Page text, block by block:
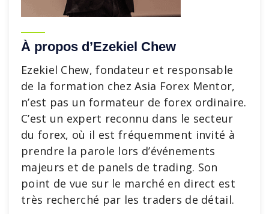
À propos d’Ezekiel Chew
Ezekiel Chew, fondateur et responsable
de la formation chez Asia Forex Mentor,
n’est pas un formateur de forex ordinaire.
C’est un expert reconnu dans le secteur
du forex, où il est fréquemment invité à
prendre la parole lors d’événements
majeurs et de panels de trading. Son
point de vue sur le marché en direct est
très recherché par les traders de détail.